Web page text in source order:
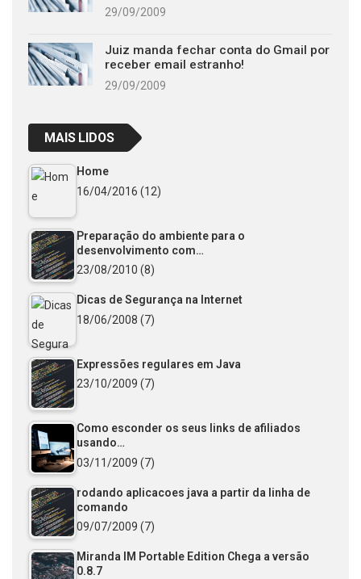
29/09/2009
Juiz manda fechar conta do Gmail por
receber email estranho!
29/09/2009
MAIS LIDOS
Home
16/04/2016 (12)
Preparação do ambiente para o
desenvolvimento com…
23/08/2010 (8)
Dicas de Segurança na Internet
18/06/2008 (7)
Expressões regulares em Java
23/10/2009 (7)
Como esconder os seus links de afiliados
usando…
03/11/2009 (7)
rodando aplicacoes java a partir da linha de
comando
09/07/2009 (7)
Miranda IM Portable Edition Chega a versão
0.8.7